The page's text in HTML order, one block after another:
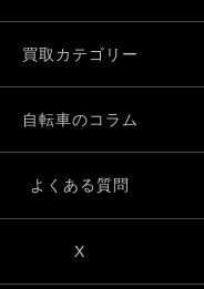
買取カテゴリー
自転車のコラム
よくある質問
X